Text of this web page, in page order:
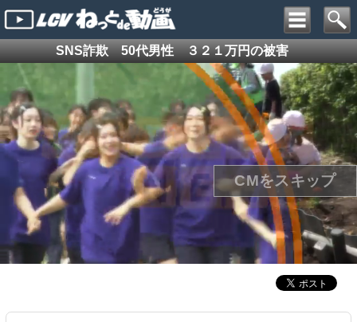
SNS詐欺 50代男性 ３２１万円の被害